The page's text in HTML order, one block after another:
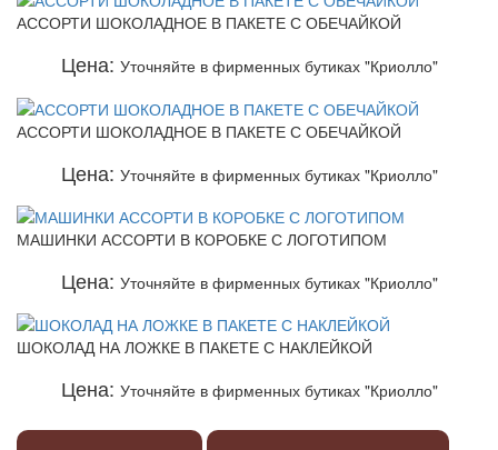
АССОРТИ ШОКОЛАДНОЕ В ПАКЕТЕ С ОБЕЧАЙКОЙ
Цена: Уточняйте в фирменных бутиках "Криолло"
АССОРТИ ШОКОЛАДНОЕ В ПАКЕТЕ С ОБЕЧАЙКОЙ
Цена: Уточняйте в фирменных бутиках "Криолло"
МАШИНКИ АССОРТИ В КОРОБКЕ С ЛОГОТИПОМ
Цена: Уточняйте в фирменных бутиках "Криолло"
ШОКОЛАД НА ЛОЖКЕ В ПАКЕТЕ С НАКЛЕЙКОЙ
Цена: Уточняйте в фирменных бутиках "Криолло"